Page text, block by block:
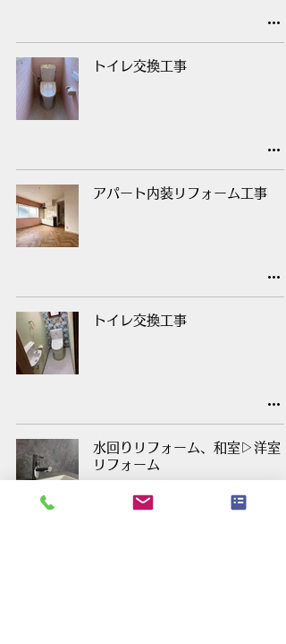
トイレ交換工事
アパート内装リフォーム工事
トイレ交換工事
水回りリフォーム、和室▷洋室
リフォーム